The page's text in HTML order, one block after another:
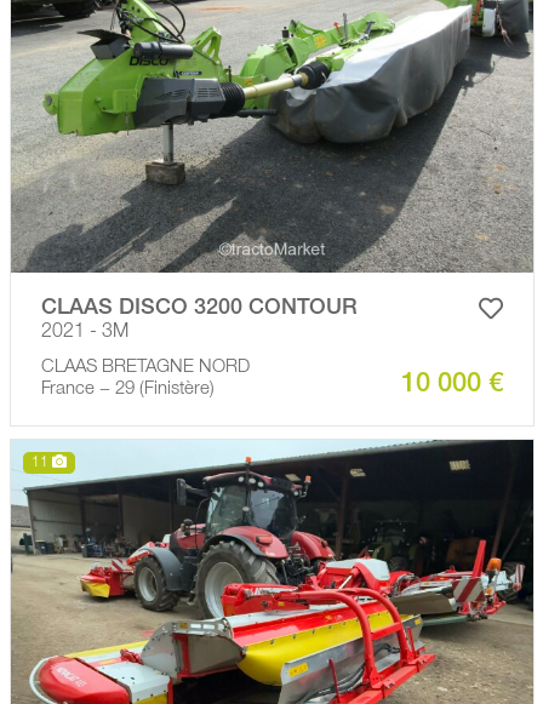
CLAAS DISCO 3200 CONTOUR
2021 - 3M
CLAAS BRETAGNE NORD
France − 29 (Finistère)
10 000 €
11